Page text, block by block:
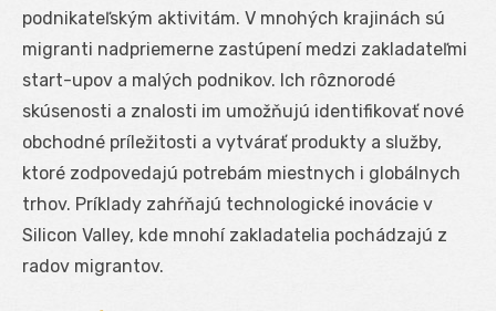
podnikateľským aktivitám. V mnohých krajinách sú
migranti nadpriemerne zastúpení medzi zakladateľmi
start-upov a malých podnikov. Ich rôznorodé
skúsenosti a znalosti im umožňujú identifikovať nové
obchodné príležitosti a vytvárať produkty a služby,
ktoré zodpovedajú potrebám miestnych i globálnych
trhov. Príklady zahŕňajú technologické inovácie v
Silicon Valley, kde mnohí zakladatelia pochádzajú z
radov migrantov.